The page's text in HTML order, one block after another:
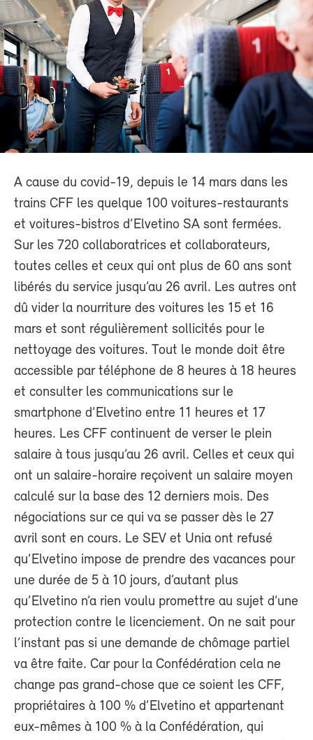
A cause du covid-19, depuis le 14 mars dans les
trains CFF les quelque 100 voitures-restaurants
et voitures-bistros d’Elvetino SA sont fermées.
Sur les 720 collaboratrices et collaborateurs,
toutes celles et ceux qui ont plus de 60 ans sont
libérés du service jusqu’au 26 avril. Les autres ont
dû vider la nourriture des voitures les 15 et 16
mars et sont régulièrement sollicités pour le
nettoyage des voitures. Tout le monde doit être
accessible par téléphone de 8 heures à 18 heures
et consulter les communications sur le
smartphone d’Elvetino entre 11 heures et 17
heures. Les CFF continuent de verser le plein
salaire à tous jusqu’au 26 avril. Celles et ceux qui
ont un salaire-horaire reçoivent un salaire moyen
calculé sur la base des 12 derniers mois. Des
négociations sur ce qui va se passer dès le 27
avril sont en cours. Le SEV et Unia ont refusé
qu’Elvetino impose de prendre des vacances pour
une durée de 5 à 10 jours, d’autant plus
qu’Elvetino n’a rien voulu promettre au sujet d’une
protection contre le licenciement. On ne sait pour
l’instant pas si une demande de chômage partiel
va être faite. Car pour la Confédération cela ne
change pas grand-chose que ce soient les CFF,
propriétaires à 100 % d’Elvetino et appartenant
eux-mêmes à 100 % à la Confédération, qui